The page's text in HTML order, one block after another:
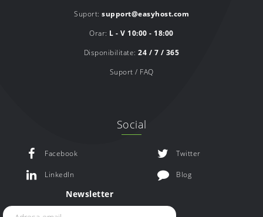
Suport: support@easyhost.com
Orar: L - V 10:00 - 18:00
Disponibilitate:24 / 7 / 365
Suport / FAQ
Social
Facebook Twitter
LinkedIn Blog
Newsletter